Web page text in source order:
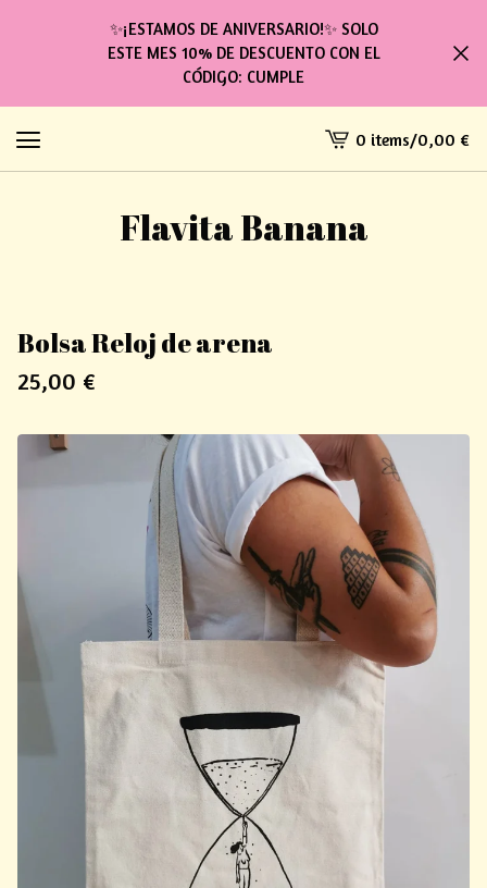
✨¡ESTAMOS DE ANIVERSARIO!✨ SOLO
ESTE MES 10% DE DESCUENTO CON EL
CÓDIGO: CUMPLE
View
cart
0 items/0,00 €
Flavita Banana
Bolsa Reloj de arena
25,00 €